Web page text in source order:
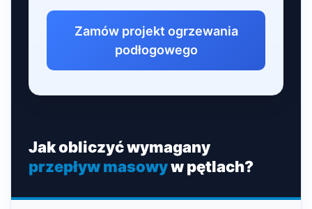
Zamów projekt ogrzewania
podłogowego
Jak obliczyć wymagany
przepływ masowyw pętlach?